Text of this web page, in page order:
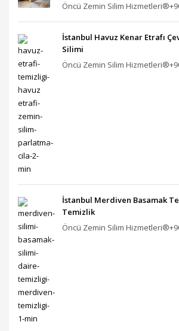
Öncü Zemin Silim
İstanbul Havuz Kenar Etrafı
Silimi
Öncü Zemin Silim
İstanbul Merdiven Basamak
Temizlik
Öncü Zemin Silim